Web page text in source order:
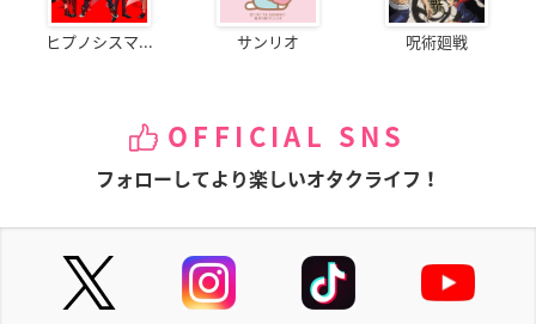
ヒプノシスマ... サンリオ 呪術廻戦
OFFICIAL SNS
フォローしてより楽しいオタクライフ！